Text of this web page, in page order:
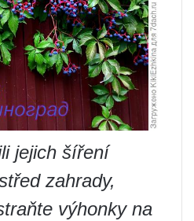
jejich šíření
zahrady,
výhonky na